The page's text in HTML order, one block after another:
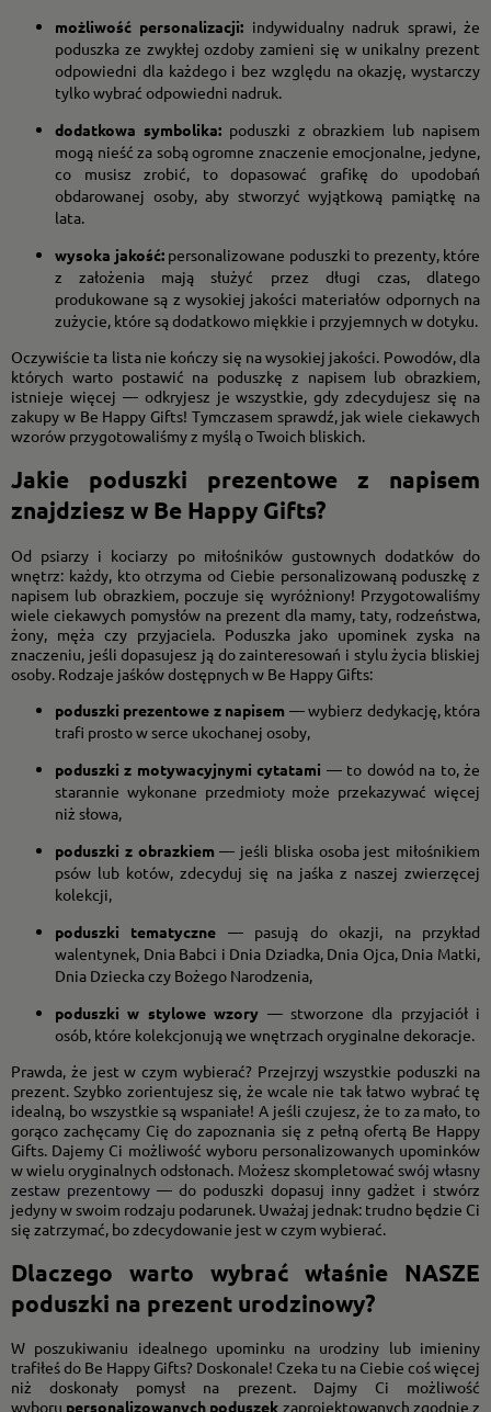
możliwość personalizacji: indywidualny nadruk sprawi, że
poduszka ze zwykłej ozdoby zamieni się w unikalny prezent
odpowiedni dla każdego i bez względu na okazję, wystarczy
tylko wybrać odpowiedni nadruk.
dodatkowa symbolika: poduszki z obrazkiem lub napisem
mogą nieść za sobą ogromne znaczenie emocjonalne, jedyne,
co musisz zrobić, to dopasować grafikę do upodobań
obdarowanej osoby, aby stworzyć wyjątkową pamiątkę na
lata.
wysoka jakość:personalizowane poduszki to prezenty, które
z założenia mają służyć przez długi czas, dlatego
produkowane są z wysokiej jakości materiałów odpornych na
zużycie, które są dodatkowo miękkie i przyjemnych w dotyku.
Oczywiście ta lista nie kończy się na wysokiej jakości. Powodów, dla
których warto postawić na poduszkę z napisem lub obrazkiem,
istnieje więcej — odkryjesz je wszystkie, gdy zdecydujesz się na
zakupy w Be Happy Gifts! Tymczasem sprawdź, jak wiele ciekawych
wzorów przygotowaliśmy z myślą o Twoich bliskich.
Jakie poduszki prezentowe z napisem
znajdziesz w Be Happy Gifts?
Od psiarzy i kociarzy po miłośników gustownych dodatków do
wnętrz: każdy, kto otrzyma od Ciebie personalizowaną poduszkę z
napisem lub obrazkiem, poczuje się wyróżniony! Przygotowaliśmy
wiele ciekawych pomysłów na prezent dla mamy, taty, rodzeństwa,
żony, męża czy przyjaciela. Poduszka jako upominek zyska na
znaczeniu, jeśli dopasujesz ją do zainteresowań i stylu życia bliskiej
osoby. Rodzaje jaśków dostępnych w Be Happy Gifts:
poduszki prezentowe z napisem — wybierz dedykację, która
trafi prosto w serce ukochanej osoby,
poduszki z motywacyjnymi cytatami — to dowód na to, że
starannie wykonane przedmioty może przekazywać więcej
niż słowa,
poduszki z obrazkiem — jeśli bliska osoba jest miłośnikiem
psów lub kotów, zdecyduj się na jaśka z naszej zwierzęcej
kolekcji,
poduszki tematyczne — pasują do okazji, na przykład
walentynek, Dnia Babci i Dnia Dziadka, Dnia Ojca, Dnia Matki,
Dnia Dziecka czy Bożego Narodzenia,
poduszki w stylowe wzory — stworzone dla przyjaciół i
osób, które kolekcjonują we wnętrzach oryginalne dekoracje.
Prawda, że jest w czym wybierać? Przejrzyj wszystkie poduszki na
prezent. Szybko zorientujesz się, że wcale nie tak łatwo wybrać tę
idealną, bo wszystkie są wspaniałe! A jeśli czujesz, że to za mało, to
gorąco zachęcamy Cię do zapoznania się z pełną ofertą Be Happy
Gifts. Dajemy Ci możliwość wyboru personalizowanych upominków
w wielu oryginalnych odsłonach. Możesz skompletować swój własny
zestaw prezentowy — do poduszki dopasuj inny gadżet i stwórz
jedyny w swoim rodzaju podarunek. Uważaj jednak: trudno będzie Ci
się zatrzymać, bo zdecydowanie jest w czym wybierać.
Dlaczego warto wybrać właśnie NASZE
poduszki na prezent urodzinowy?
W poszukiwaniu idealnego upominku na urodziny lub imieniny
trafiłeś do Be Happy Gifts? Doskonale! Czeka tu na Ciebie coś więcej
niż doskonały pomysł na prezent. Dajmy Ci możliwość
wyboru personalizowanych poduszek zaprojektowanych zgodnie z